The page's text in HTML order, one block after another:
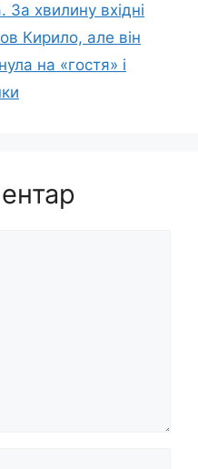
За хвилину вхідні
Кирило, але він
на «гостя» і